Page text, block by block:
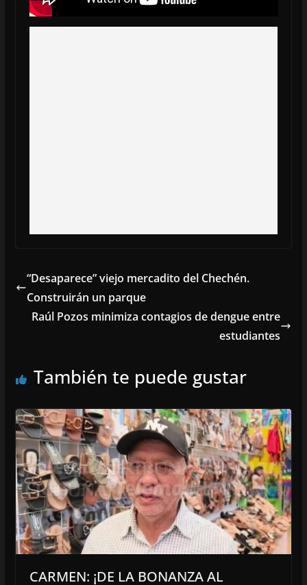
“Desaparece” viejo mercadito del Chechén.
Construirán un parque
Raúl Pozos minimiza contagios de dengue entre
estudiantes
También te puede gustar
CARMEN: ¡DE LA BONANZA AL